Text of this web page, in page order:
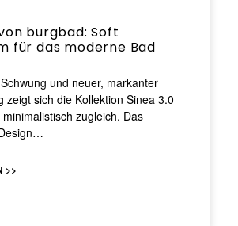
burgbad: Soft
für das moderne Bad
und neuer, markanter
zeigt sich die Kollektion Sinea 3.0
zugleich. Das
>>